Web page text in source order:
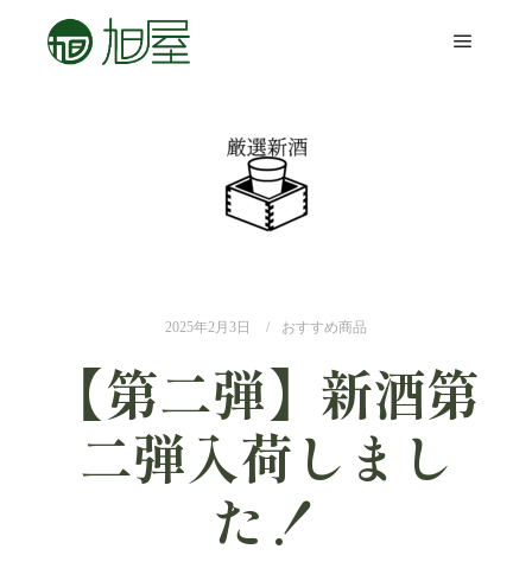
2025年2月3日 おすすめ商品
【第二弾】新酒第
二弾入荷しまし
た！